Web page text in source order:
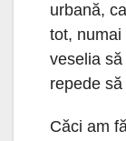
urbană,
tot, numai
veselia
repede
Căci am